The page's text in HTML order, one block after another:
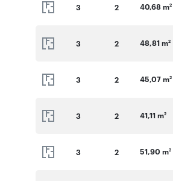
3 2 40,68 m2
3 2 48,81 m2
3 2 45,07 m2
3 2 41,11 m2
3 2 51,90 m2